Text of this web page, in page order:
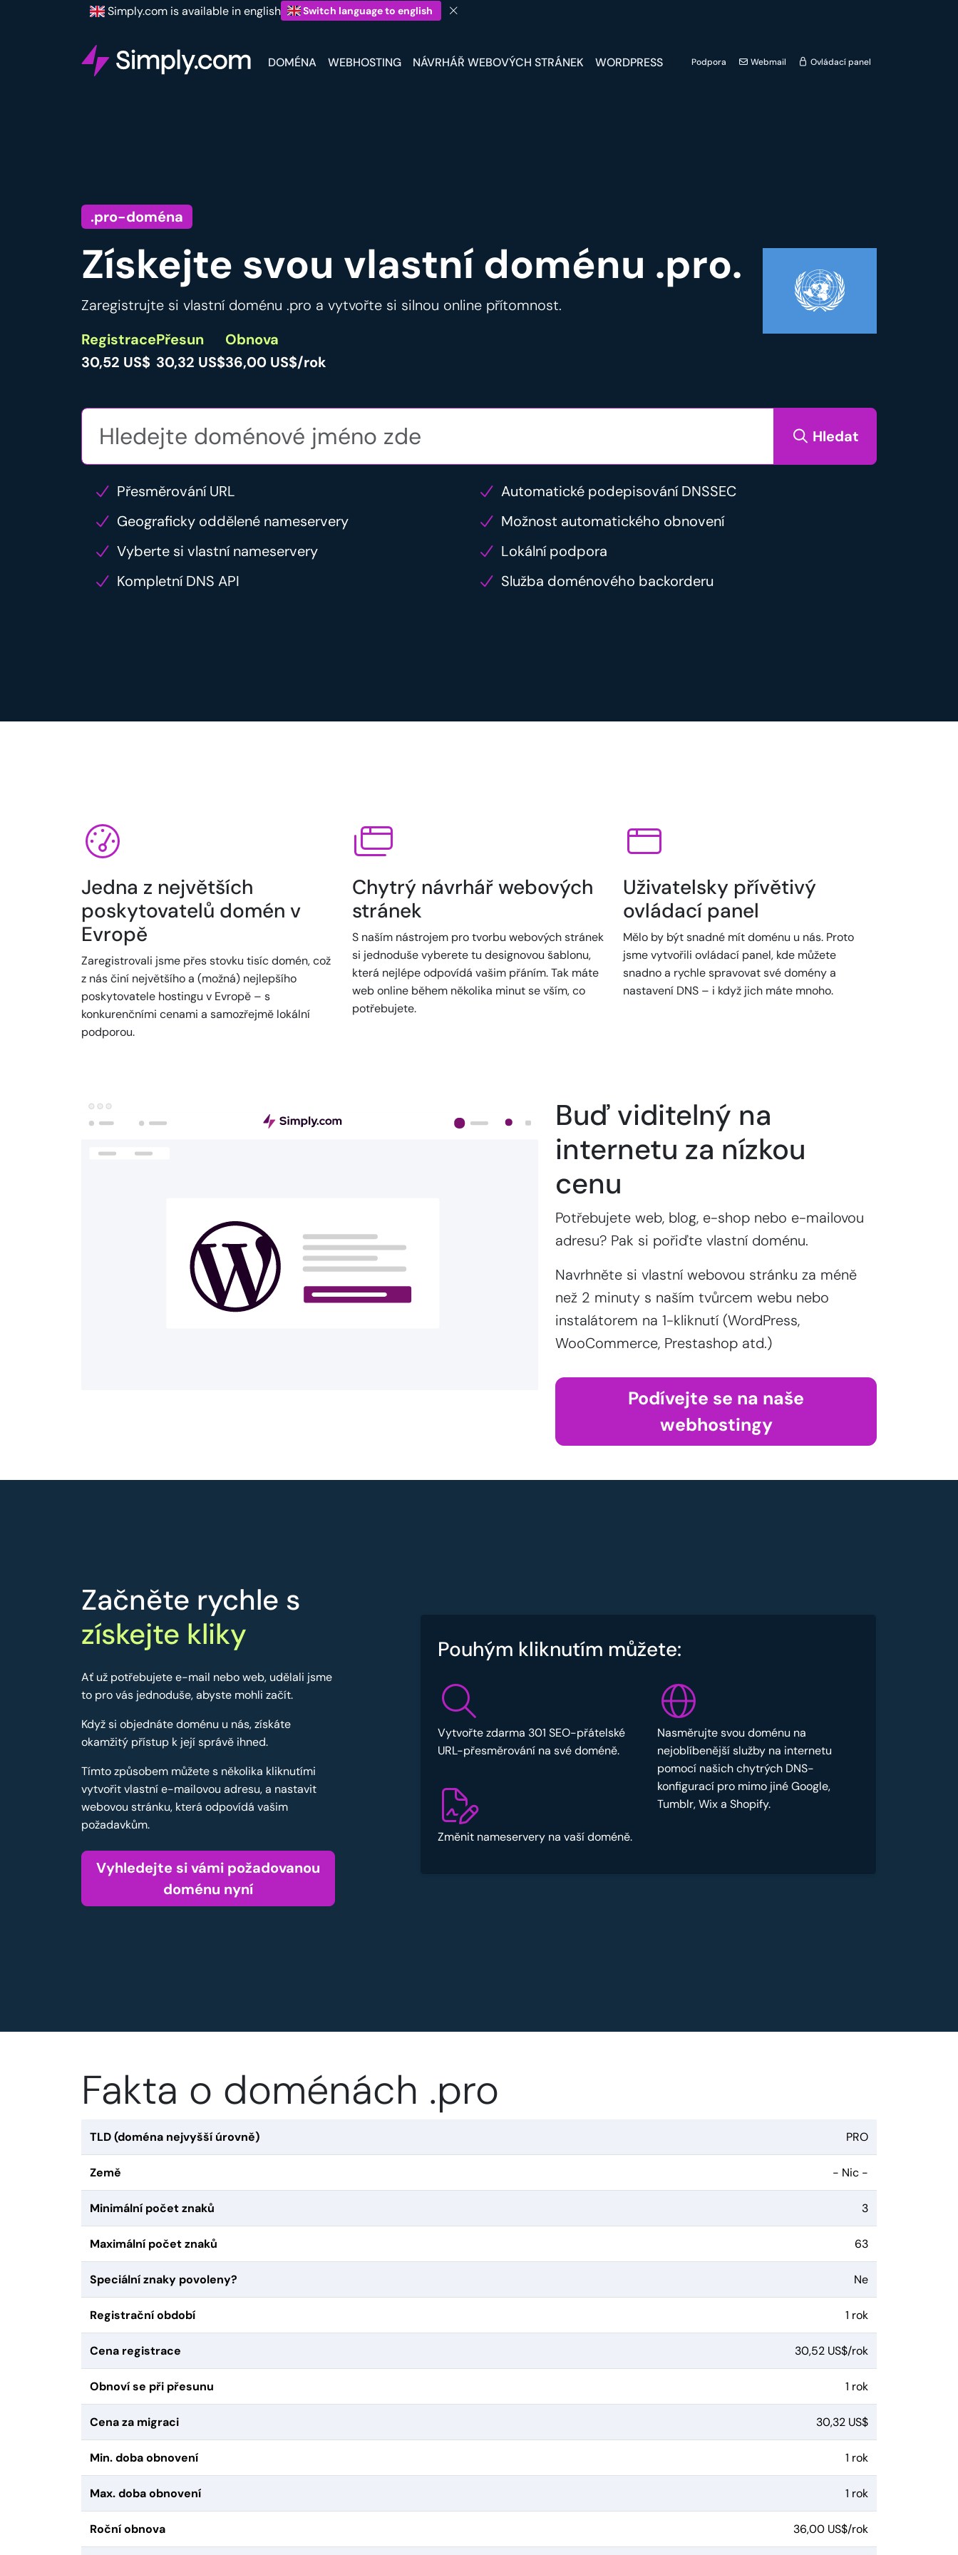
Simply.com is available in english Switch language to english
DOMÉNA WEBHOSTING NÁVRHÁŘ WEBOVÝCH STRÁNEK WORDPRESS Podpora Webmail Ovládací panel
.pro-doména
Získejte svou vlastní doménu .pro.
Zaregistrujte si vlastní doménu .pro a vytvořte si silnou online přítomnost.
Registrace
30,52 US$
Přesun
30,32 US$
Obnova
36,00 US$/rok
Hledat
Přesměrování URL
Automatické podepisování DNSSEC
Geograficky oddělené nameservery
Možnost automatického obnovení
Vyberte si vlastní nameservery
Lokální podpora
Kompletní DNS API
Služba doménového backorderu
Jedna z největších
poskytovatelů domén v
Evropě
Zaregistrovali jsme přes stovku tisíc domén, což
z nás činí největšího a (možná) nejlepšího
poskytovatele hostingu v Evropě – s
konkurenčními cenami a samozřejmě lokální
podporou.
Chytrý návrhář webových
stránek
S naším nástrojem pro tvorbu webových stránek
si jednoduše vyberete tu designovou šablonu,
která nejlépe odpovídá vašim přáním. Tak máte
web online během několika minut se vším, co
potřebujete.
Uživatelsky přívětivý
ovládací panel
Mělo by být snadné mít doménu u nás. Proto
jsme vytvořili ovládací panel, kde můžete
snadno a rychle spravovat své domény a
nastavení DNS – i když jich máte mnoho.
Buď viditelný na
internetu za nízkou
cenu
Potřebujete web, blog, e-shop nebo e-mailovou
adresu? Pak si pořiďte vlastní doménu.
Navrhněte si vlastní webovou stránku za méně
než 2 minuty s naším tvůrcem webu nebo
instalátorem na 1-kliknutí (WordPress,
WooCommerce, Prestashop atd.)
Podívejte se na naše
webhostingy
Začněte rychle s
získejte kliky
Ať už potřebujete e-mail nebo web, udělali jsme
to pro vás jednoduše, abyste mohli začít.
Když si objednáte doménu u nás, získáte
okamžitý přístup k její správě ihned.
Tímto způsobem můžete s několika kliknutími
vytvořit vlastní e-mailovou adresu, a nastavit
webovou stránku, která odpovídá vašim
požadavkům.
Vyhledejte si vámi požadovanou
doménu nyní
Pouhým kliknutím můžete:
Vytvořte zdarma 301 SEO-přátelské
URL-přesměrování na své doméně.
Změnit nameservery na vaší doméně.
Nasměrujte svou doménu na
nejoblíbenější služby na internetu
pomocí našich chytrých DNS-
konfigurací pro mimo jiné Google,
Tumblr, Wix a Shopify.
Fakta o doménách .pro
TLD (doména nejvyšší úrovně) PRO
Země - Nic -
Minimální počet znaků 3
Maximální počet znaků 63
Speciální znaky povoleny? Ne
Registrační období 1 rok
Cena registrace 30,52 US$/rok
Obnoví se při přesunu 1 rok
Cena za migraci 30,32 US$
Min. doba obnovení 1 rok
Max. doba obnovení 1 rok
Roční obnova 36,00 US$/rok